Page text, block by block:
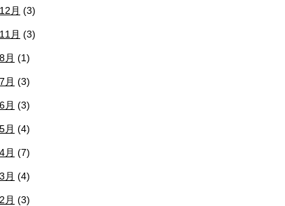
月 (3)
月 (3)
月 (1)
月 (3)
月 (3)
月 (4)
月 (7)
月 (4)
月 (3)